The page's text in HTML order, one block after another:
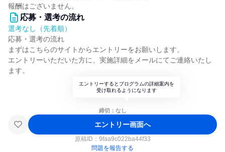
報酬はございません。
応募・選考の流れ
選考なし（先着順）
応募・選考の流れ
まずはこちらのサイトからエントリーをお願いします。
エントリーいただいた方に、実施詳細をメールにてご連絡いたし
ます。
エントリーするとプログラムの詳細案内を
受け取れるようになります
締切：なし
エントリー画面へ
原稿ID： 9faa9c022ba44f33
問題を報告する